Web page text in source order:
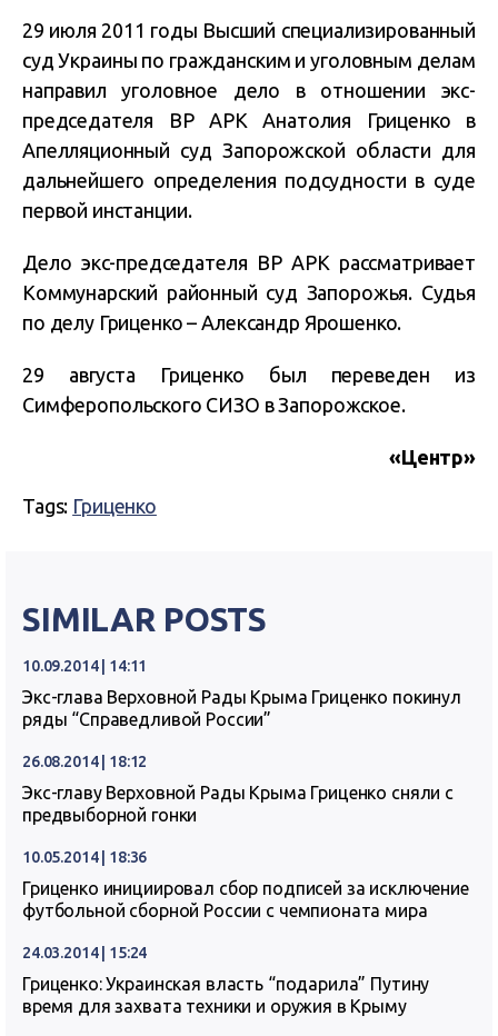
29 июля 2011 годы Высший специализированный
суд Украины по гражданским и уголовным делам
направил уголовное дело в отношении экс-
председателя ВР АРК Анатолия Гриценко в
Апелляционный суд Запорожской области для
дальнейшего определения подсудности в суде
первой инстанции.
Дело экс-председателя ВР АРК рассматривает
Коммунарский районный суд Запорожья. Судья
по делу Гриценко – Александр Ярошенко.
29 августа Гриценко был переведен из
Симферопольского СИЗО в Запорожское.
«Центр»
Tags: Гриценко
SIMILAR POSTS
10.09.2014 | 14:11
Экс-глава Верховной Рады Крыма Гриценко покинул
ряды “Справедливой России”
26.08.2014 | 18:12
Экс-главу Верховной Рады Крыма Гриценко сняли с
предвыборной гонки
10.05.2014 | 18:36
Гриценко инициировал сбор подписей за исключение
футбольной сборной России с чемпионата мира
24.03.2014 | 15:24
Гриценко: Украинская власть “подарила” Путину
время для захвата техники и оружия в Крыму